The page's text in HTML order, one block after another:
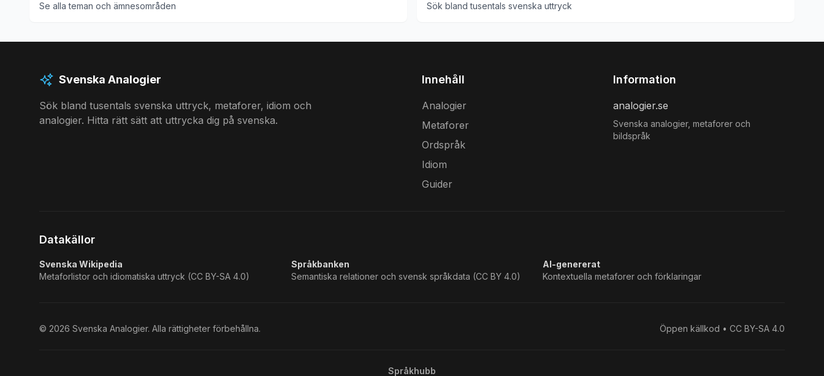
Se alla teman och ämnesområden Sök bland tusentals svenska uttryck
Svenska Analogier
Sök bland tusentals svenska uttryck, metaforer, idiom och
analogier. Hitta rätt sätt att uttrycka dig på svenska.
Innehåll
Analogier
Metaforer
Ordspråk
Idiom
Guider
Information
analogier.se
Svenska analogier, metaforer och
bildspråk
Datakällor
Svenska Wikipedia
Metaforlistor och idiomatiska uttryck (CC BY-SA 4.0)
Språkbanken
Semantiska relationer och svensk språkdata (CC BY 4.0)
AI-genererat
Kontextuella metaforer och förklaringar
© 2026 Svenska Analogier. Alla rättigheter förbehållna. Öppen källkod • CC BY-SA 4.0
Språkhubb